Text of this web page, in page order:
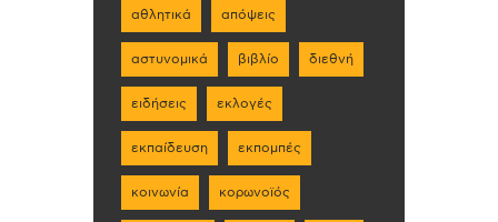
αθλητικά απόψεις
αστυνομικά βιβλίο διεθνή
ειδήσεις εκλογές
εκπαίδευση εκπομπές
κοινωνία κορωνοϊός